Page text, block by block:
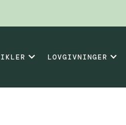
LOVGIVNINGER